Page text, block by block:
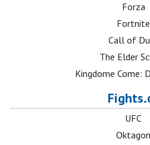
Forza
Fortnite
Call of
The Elder
Kingdome Come:
UFC
Oktagon